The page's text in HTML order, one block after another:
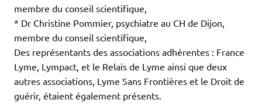
membre du conseil scientifique,
* Dr Christine Pommier, psychiatre au CH de Dijon,
membre du conseil scientifique,
Des représentants des associations adhérentes : France
Lyme, Lympact, et le Relais de Lyme ainsi que deux
autres associations, Lyme Sans Frontières et le Droit de
guérir, étaient également présents.